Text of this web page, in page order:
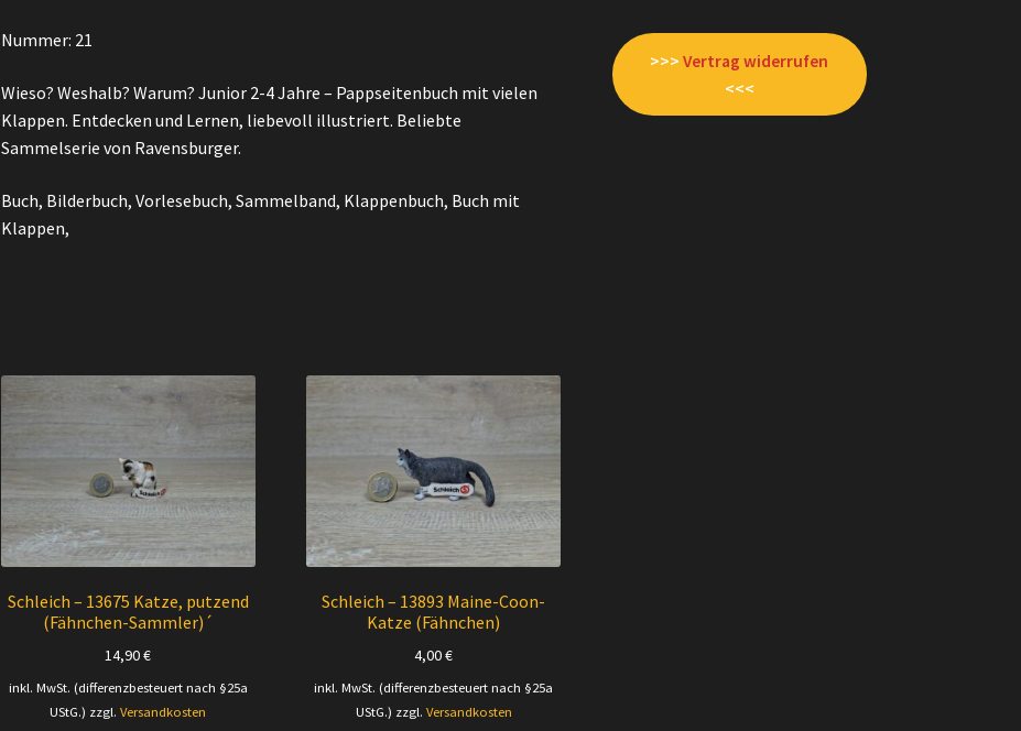
Nummer: 21
Wieso? Weshalb? Warum? Junior 2-4 Jahre – Pappseitenbuch mit vielen
Klappen. Entdecken und Lernen, liebevoll illustriert. Beliebte
Sammelserie von Ravensburger.
Buch, Bilderbuch, Vorlesebuch, Sammelband, Klappenbuch, Buch mit
Klappen,
Schleich – 13675 Katze, putzend
(Fähnchen-Sammler)´
14,90€
inkl. MwSt. (differenzbesteuert nach §25a
UStG.) zzgl.Versandkosten
Schleich – 13893 Maine-Coon-
Katze (Fähnchen)
4,00€
inkl. MwSt. (differenzbesteuert nach §25a
UStG.) zzgl. Versandkosten
>>>Vertrag widerrufen
<<<